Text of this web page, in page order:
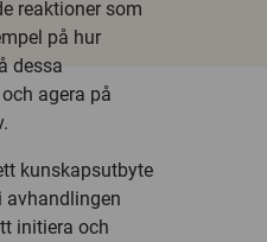
reaktioner som
på hur
dessa
agera på
kunskapsutbyte
avhandlingen
initiera och